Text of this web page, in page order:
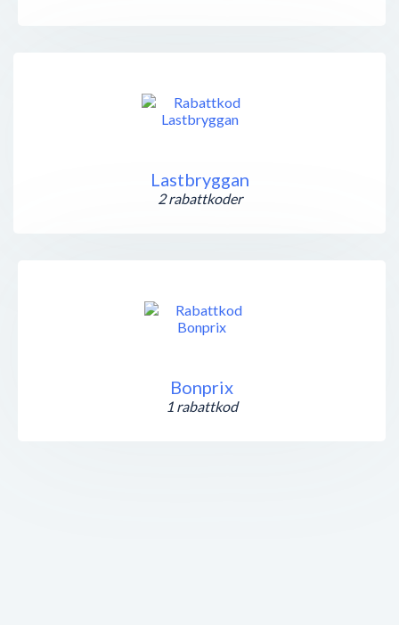
Lastbryggan
2 rabattkoder
Bonprix
1 rabattkod